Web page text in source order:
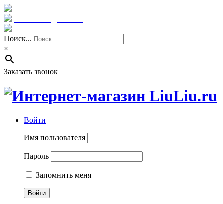
Поиск...
×
Заказать звонок
Войти
Имя пользователя
Пароль
Запомнить меня